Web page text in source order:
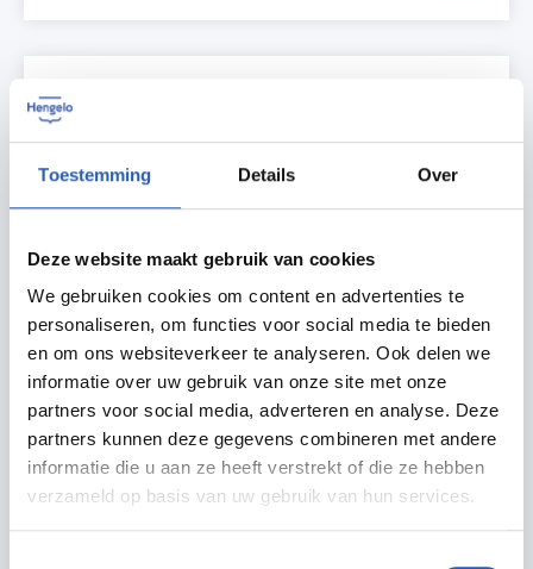
Toestemming Details Over
Deze website maakt gebruik van cookies
We gebruiken cookies om content en advertenties te
personaliseren, om functies voor social media te bieden
en om ons websiteverkeer te analyseren. Ook delen we
informatie over uw gebruik van onze site met onze
partners voor social media, adverteren en analyse. Deze
partners kunnen deze gegevens combineren met andere
informatie die u aan ze heeft verstrekt of die ze hebben
verzameld op basis van uw gebruik van hun services.
Erve Weusthag (kinderboerderij)
Een bezoek aan de kinderboerderij is leuk voor jong en
7556 JZ Hengelo
Twentebad
Twentebad, een veelzijdig zwembad met ruimte voor
sport, zwemles, recreatie, activiteiten en horeca. Het